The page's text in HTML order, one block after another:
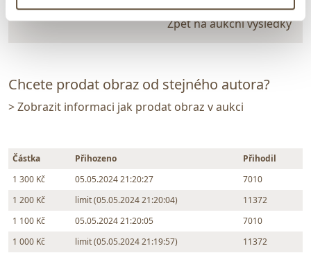
Zpět na aukční výsledky
Chcete prodat obraz od stejného autora?
> Zobrazit informaci jak prodat obraz v aukci
Částka Přihozeno
Přihodil
1 300 Kč
05.05.2024 21:20:27
7010
1 200 Kč
limit (05.05.2024 21:20:04)
11372
1 100 Kč
05.05.2024 21:20:05
7010
1 000 Kč
limit (05.05.2024 21:19:57) 11372